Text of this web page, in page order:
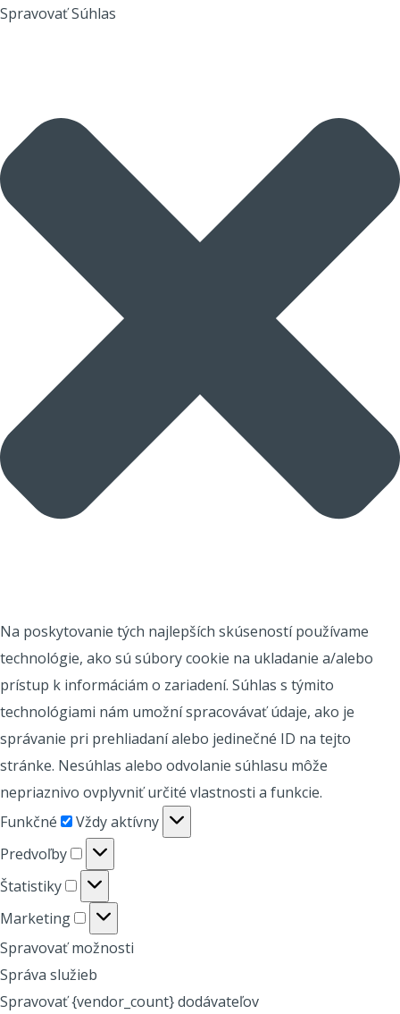
Spravovať Súhlas
Na poskytovanie tých najlepších skúseností používame
technológie, ako sú súbory cookie na ukladanie a/alebo
prístup k informáciám o zariadení. Súhlas s týmito
technológiami nám umožní spracovávať údaje, ako je
správanie pri prehliadaní alebo jedinečné ID na tejto
stránke. Nesúhlas alebo odvolanie súhlasu môže
nepriaznivo ovplyvniť určité vlastnosti a funkcie.
Funkčné
Funkčné
Vždy aktívny
Predvoľby
Predvoľby
Štatistiky
Štatistiky
Marketing
Marketing
Spravovať možnosti
Správa služieb
Spravovať {vendor_count} dodávateľov